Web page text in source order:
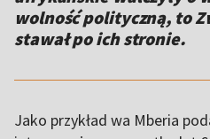
wolność polityczną, to
stawał po ich stronie.
Jako przykład wa Mberia